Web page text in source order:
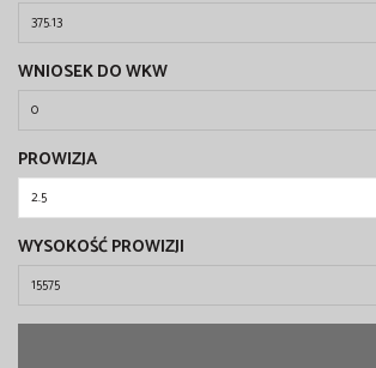
WNIOSEK DO WKW
PROWIZJA
WYSOKOŚĆ PROWIZJI